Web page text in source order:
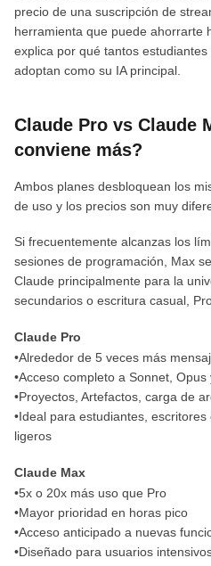
precio de una suscripción de
herramienta que puede
explica por qué tantos
adoptan como su IA principal.
Claude Pro vs Claude
conviene más?
Ambos planes desbloquean los
de uso y los precios son muy
Si frecuentemente alcanzas los
sesiones de programación, Max
Claude principalmente para la
secundarios o escritura casual,
Claude Pro
•Alrededor de 5 veces más
•Acceso completo a Sonnet, Opus
•Proyectos, Artefactos, carga de
•Ideal para estudiantes,
ligeros
Claude Max
•5x o 20x más uso que Pro
•Mayor prioridad en horas pico
•Acceso anticipado a nuevas
•Diseñado para usuarios